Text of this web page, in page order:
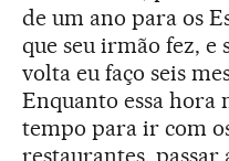
de um ano para os
que seu irmão fez, e
volta eu faço seis
Enquanto essa hora
tempo para ir com
restaurantes, passar